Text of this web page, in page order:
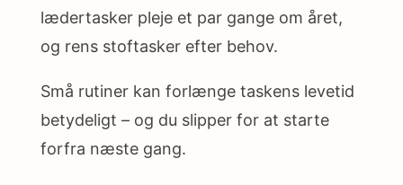
lædertasker pleje et par gange om året,
og rens stoftasker efter behov.
Små rutiner kan forlænge taskens levetid
betydeligt – og du slipper for at starte
forfra næste gang.